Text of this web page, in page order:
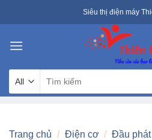
to
Siêu thị điện máy
kiếm:
Trang chủ / Điện cơ / Đầu